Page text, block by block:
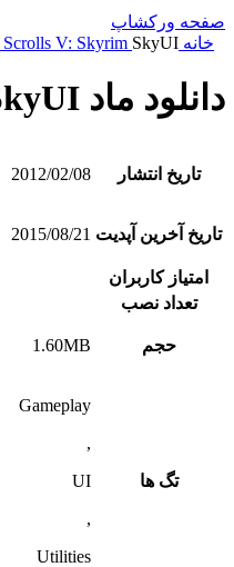
صفحه ورکشاپ
خانه
V: Skyrim SkyUI
دانلود ماد SkyUI
تاریخ انتشار 2012/02/08
تاریخ آخرین آپدیت 2015/08/21
امتیاز کاربران
تعداد نصب
حجم 1.60MB
تگ ها
Gameplay
,
UI
,
Utilities